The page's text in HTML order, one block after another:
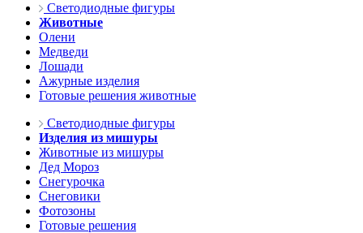
Светодиодные фигуры
Животные
Олени
Медведи
Лошади
Ажурные изделия
Готовые решения животные
Светодиодные фигуры
Изделия из мишуры
Животные из мишуры
Дед Мороз
Снегурочка
Снеговики
Фотозоны
Готовые решения